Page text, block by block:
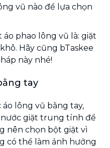
vũ nào để lựa chọn
phao lông vũ là: giặt
Hãy cũng bTaskee
này nhé!
tay
lông vũ bằng tay,
giặt trung tính để
nên chọn bột giặt vì
có thể làm ảnh hưởng